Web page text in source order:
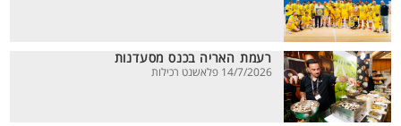
רעמת האריה בכנס מסעדנות
14/7/2026 פלאשנט רכילות